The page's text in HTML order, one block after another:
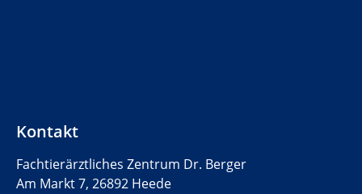
Kontakt
Fachtierärztliches Zentrum Dr. Berger
Am Markt 7, 26892 Heede